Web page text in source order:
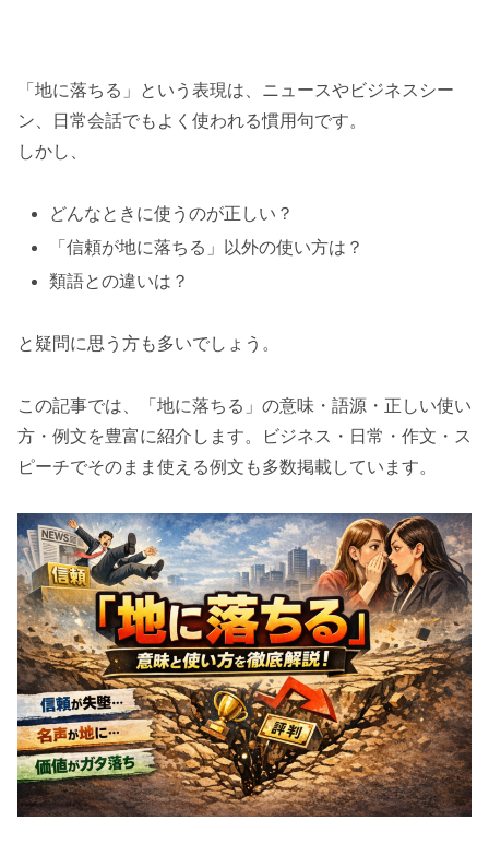
「地に落ちる」という表現は、ニュースやビジネスシー
ン、日常会話でもよく使われる慣用句です。
しかし、
どんなときに使うのが正しい？
「信頼が地に落ちる」以外の使い方は？
類語との違いは？
と疑問に思う方も多いでしょう。
この記事では、「地に落ちる」の意味・語源・正しい使い
方・例文を豊富に紹介します。ビジネス・日常・作文・ス
ピーチでそのまま使える例文も多数掲載しています。